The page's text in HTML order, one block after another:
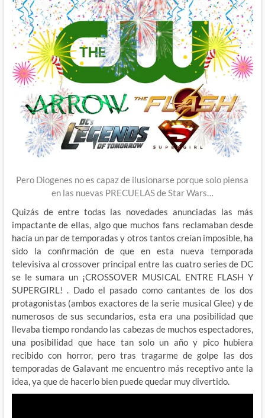
Pero Diogenes no es capaz de ilusionarse porque solo piensa
en las nuevas PRECUELAS de Star Wars…
Quizás de entre todas las novedades anunciadas las más
impactante de ellas, algo que muchos fans reclamaban desde
hacía un par de temporadas y otros tantos creían imposible, ha
sido la confirmación de que en esta nueva temporada
televisiva al crossover principal entre las cuatro series de DC
se le sumara un ¡CROSSOVER MUSICAL ENTRE FLASH Y
SUPERGIRL! . Dado el pasado como cantantes de los dos
protagonistas (ambos exactores de la serie musical Glee) y de
numerosos de sus secundarios, esta era una posibilidad que
llevaba tiempo rondando las cabezas de muchos espectadores,
una posibilidad que hace tan solo un año y pico hubiera
recibido con horror, pero tras tragarme de golpe las dos
temporadas de Galavant me encuentro más receptivo ante la
idea, ya que de hacerlo bien puede quedar muy divertido.